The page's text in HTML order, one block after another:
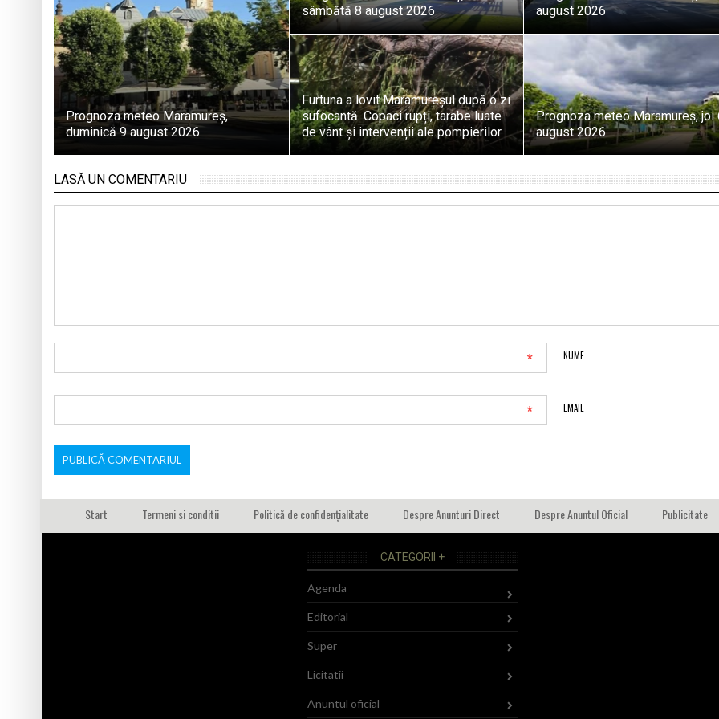
Prognoza meteo Maramureș,
duminică 9 august 2026
sâmbătă 8 august 2026
august 2026
Furtuna a lovit Maramureșul după o zi
sufocantă. Copaci rupți, tarabe luate
de vânt și intervenții ale pompierilor
Prognoza meteo Maramureș, joi
august 2026
LASĂ UN COMENTARIU
NUME
*
EMAIL
*
Start Termeni si conditii Politică de confidențialitate Despre Anunturi Direct Despre Anuntul Oficial Publicitate
CATEGORII +
Agenda
Editorial
Super
Licitatii
Anuntul oficial